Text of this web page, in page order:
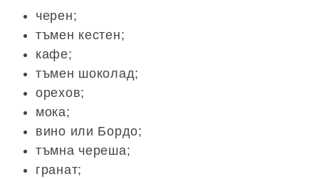
черен;
тъмен кестен;
кафе;
тъмен шоколад;
орехов;
мока;
вино или Бордо;
тъмна череша;
гранат;